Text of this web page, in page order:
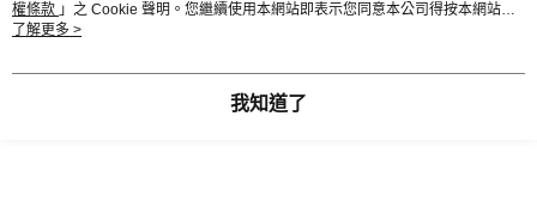
權條款 」之 Cookie 聲明。您繼續使用本網站即表示您同意本公司得按本網站使
用條款之 Cookie 聲明使用 cookie。
了解更多 >
我知道了